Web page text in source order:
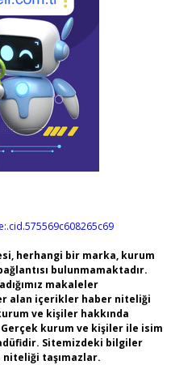
herhangi bir marka, kurum
bulunmamaktadır.
makaleler
alan içerikler haber niteliği
ve kişiler hakkında
Gerçek kurum ve kişiler ile isim
Sitemizdeki bilgiler
taşımazlar.